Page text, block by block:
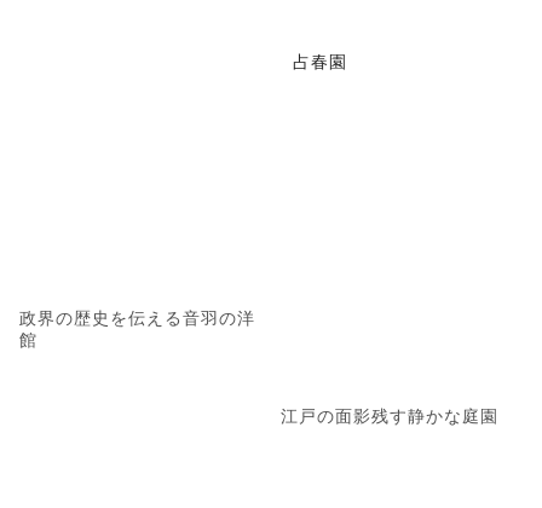
政界の歴史を伝える音羽の洋
館
占春園
江戸の面影残す静かな庭園